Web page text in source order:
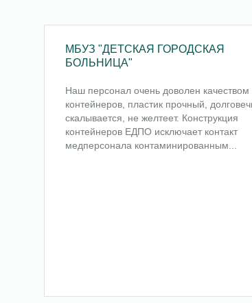
МБУЗ "ДЕТСКАЯ ГОРОДСКАЯ
БОЛЬНИЦА"
Наш персонал очень доволен качеством
контейнеров, пластик прочный,
скалывается, не желтеет. Конструкция
контейнеров ЕДПО исключает контакт
медперсонала контаминированным...